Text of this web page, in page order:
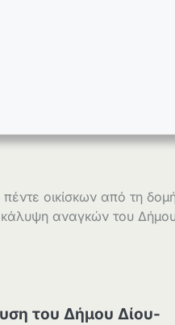
οικίσκων από τη
κάλυψη αναγκών του
του Δήμου Δίου-